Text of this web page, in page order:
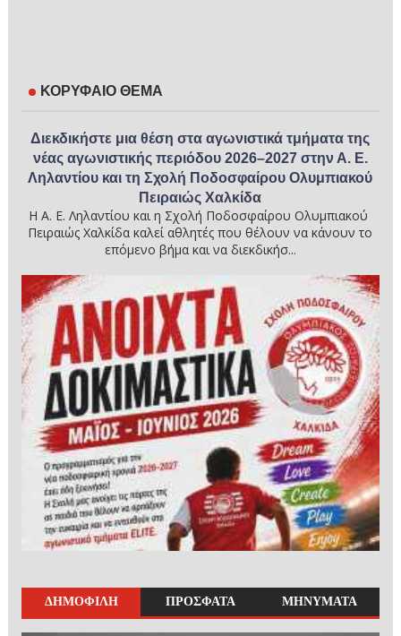
ΚΟΡΥΦΑΙΟ ΘΕΜΑ
Διεκδικήστε μια θέση στα αγωνιστικά τμήματα της
νέας αγωνιστικής περιόδου 2026–2027 στην Α. Ε.
Ληλαντίου και τη Σχολή Ποδοσφαίρου Ολυμπιακού
Πειραιώς Χαλκίδα
Η Α. Ε. Ληλαντίου και η Σχολή Ποδοσφαίρου Ολυμπιακού
Πειραιώς Χαλκίδα καλεί αθλητές που θέλουν να κάνουν το
επόμενο βήμα και να διεκδικήσ...
ΔΗΜΟΦΙΛΗ ΠΡΟΣΦΑΤΑ ΜΗΝΥΜΑΤΑ